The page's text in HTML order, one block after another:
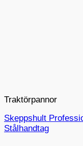
Traktörpannor
Skeppshult
Stålhandtag